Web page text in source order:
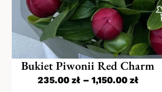
Bukiet Piwonii Red Charm
235.00 zł– 1,150.00 zł